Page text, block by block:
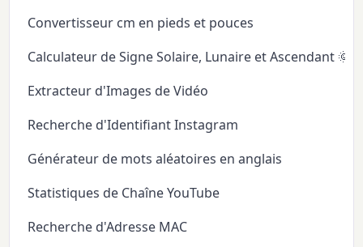
Convertisseur cm en pieds et pouces
Calculateur de Signe Solaire, Lunaire et Ascendant
Extracteur d'Images de Vidéo
Recherche d'Identifiant Instagram
Générateur de mots aléatoires en anglais
Statistiques de Chaîne YouTube
Recherche d'Adresse MAC